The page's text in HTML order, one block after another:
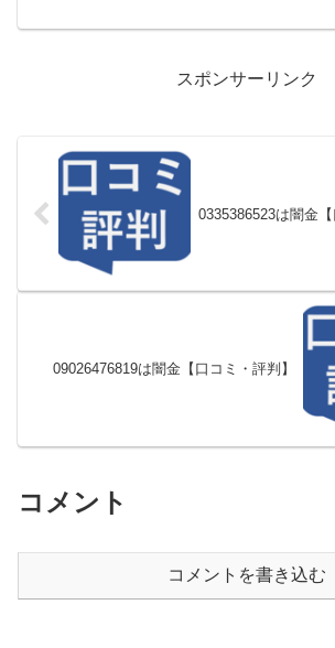
スポンサーリンク
0335386523は闇金【
09026476819は闇金【口コミ・評判】
コメント
コメントを書き込む